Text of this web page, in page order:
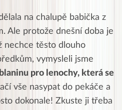
na chalupě babička z
Ale protože dnešní doba je
nechce těsto dlouho
vymysleli jsme
pro lenochy, která se
vše nasypat do pekáče a
dokonale! Zkuste ji třeba